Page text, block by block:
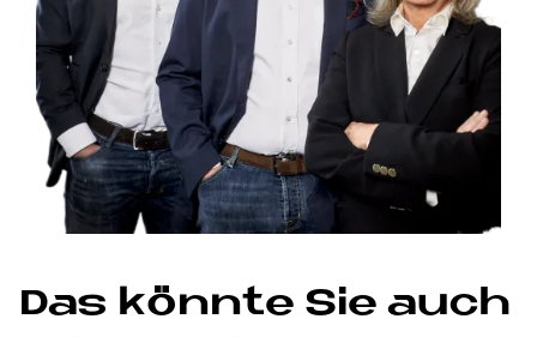
Das könn­te Sie auch